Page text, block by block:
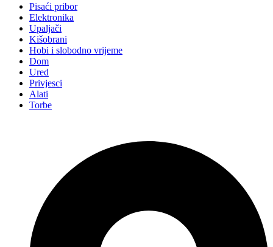
Pisaći pribor
Elektronika
Upaljači
Kišobrani
Hobi i slobodno vrijeme
Dom
Ured
Privjesci
Alati
Torbe